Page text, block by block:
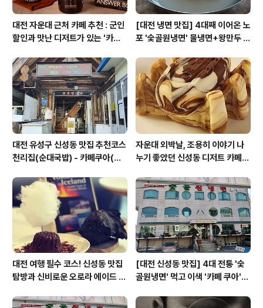
대전 자운대 근처 카페 추천 : 군인
할인과 맛난 디저트가 있는 '카페
[대전 냉면 맛집] 4대째 이어온 노
포 '숯골원냉면' 물냉면+왕만두 조
대전 유성구 신성동 맛집 추천코스
천리집(순대국밥) - 카페쿠아(커
자운대 외박날, 조용히 이야기 나
누기 좋았던 신성동 디저트 카페
대전 여행 필수 코스! 신성동 맛집
탐방과 신비로운 오로라 에이드 체
[대전 신성동 맛집] 4대 전통 '숯
골원냉면' 먹고 이색 '카페 쿠아'로